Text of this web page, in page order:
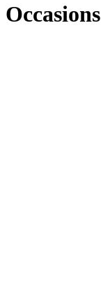
Occasions